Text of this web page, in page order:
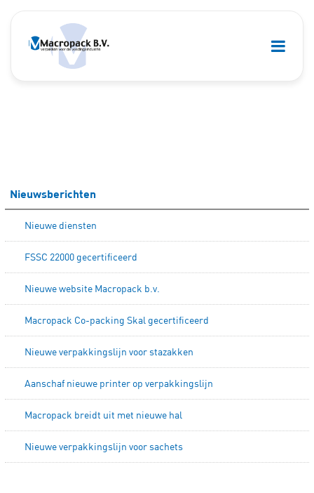
Nieuwsberichten
Nieuwe diensten
FSSC 22000 gecertificeerd
Nieuwe website Macropack b.v.
Macropack Co-packing Skal gecertificeerd
Nieuwe verpakkingslijn voor stazakken
Aanschaf nieuwe printer op verpakkingslijn
Macropack breidt uit met nieuwe hal
Nieuwe verpakkingslijn voor sachets